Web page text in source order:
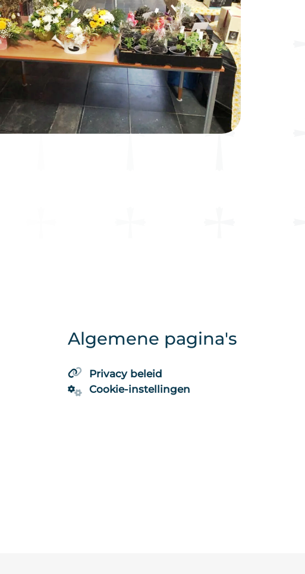
Algemene pagina's
Privacy beleid
Cookie-instellingen